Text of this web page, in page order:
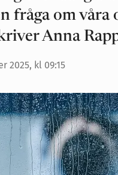
fråga om
Anna
2025, kl 09:15